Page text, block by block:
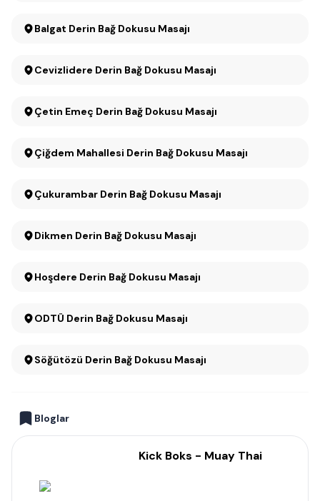
Balgat Derin Bağ Dokusu Masajı
Cevizlidere Derin Bağ Dokusu Masajı
Çetin Emeç Derin Bağ Dokusu Masajı
Çiğdem Mahallesi Derin Bağ Dokusu Masajı
Çukurambar Derin Bağ Dokusu Masajı
Dikmen Derin Bağ Dokusu Masajı
Hoşdere Derin Bağ Dokusu Masajı
ODTÜ Derin Bağ Dokusu Masajı
Söğütözü Derin Bağ Dokusu Masajı
Bloglar
Kick Boks - Muay Thai